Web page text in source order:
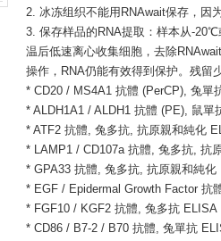
2. 冰冻组织不能用RNAwait保存，因
3. 保存样品的RNA提取：样本从-
温后低速离心收集细胞，去除
操作，RNA仍能有效得到保护。残留
* CD20 / MS4A1 抗體 (PerCP), 兔
* ALDH1A1 / ALDH1 抗體 (PE), 鼠
* ATF2 抗體, 兔多抗, 抗原親和純
* LAMP1 / CD107a 抗體, 兔多抗,
* GPA33 抗體, 兔多抗, 抗原親和純
* EGF / Epidermal Growth Factor
* FGF10 / KGF2 抗體, 兔多抗
* CD86 / B7-2 / B70 抗體, 兔單抗